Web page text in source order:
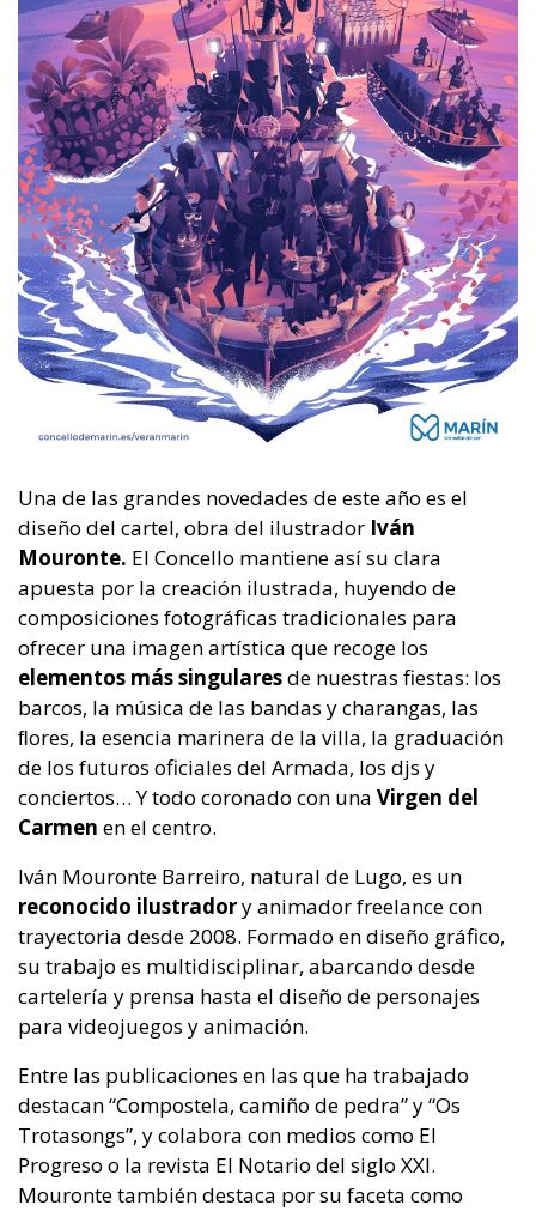
Una de las grandes novedades de este año es el
diseño del cartel, obra del ilustrador Iván
Mouronte. El Concello mantiene así su clara
apuesta por la creación ilustrada, huyendo de
composiciones fotográficas tradicionales para
ofrecer una imagen artística que recoge los
elementos más singularesde nuestras fiestas: los
barcos, la música de las bandas y charangas, las
ﬂores, la esencia marinera de la villa, la graduación
de los futuros oficiales del Armada, los djs y
conciertos… Y todo coronado con una Virgen del
Carmen en el centro.
Iván Mouronte Barreiro, natural de Lugo, es un
reconocido ilustradory animador freelance con
trayectoria desde 2008. Formado en diseño gráfico,
su trabajo es multidisciplinar, abarcando desde
cartelería y prensa hasta el diseño de personajes
para videojuegos y animación.
Entre las publicaciones en las que ha trabajado
destacan “Compostela, camiño de pedra” y “Os
Trotasongs”, y colabora con medios como El
Progreso o la revista El Notario del siglo XXI.
Mouronte también destaca por su faceta como